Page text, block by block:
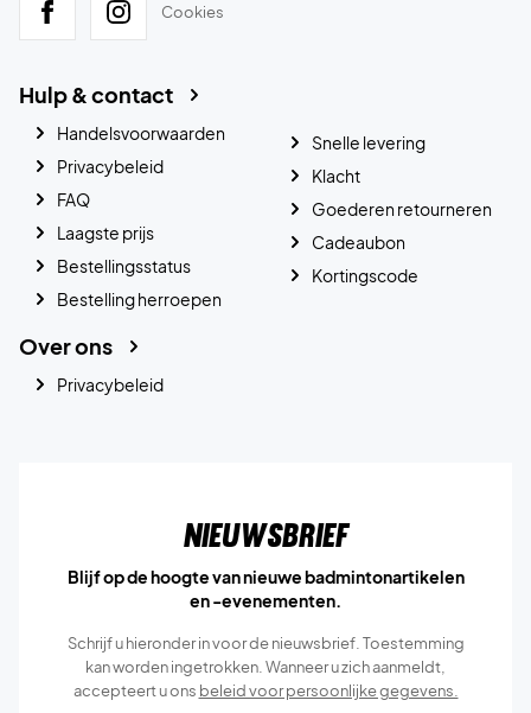
Cookies
Hulp & contact
Handelsvoorwaarden
Privacybeleid
FAQ
Laagste prijs
Bestellingsstatus
Bestelling herroepen
Snelle levering
Klacht
Goederen retourneren
Cadeaubon
Kortingscode
Over ons
Privacybeleid
Nieuwsbrief
Blijf op de hoogte van nieuwe badmintonartikelen
en -evenementen.
Schrijf u hieronder in voor de nieuwsbrief. Toestemming
kan worden ingetrokken. Wanneer u zich aanmeldt,
accepteert u ons beleid voor persoonlijke gegevens.